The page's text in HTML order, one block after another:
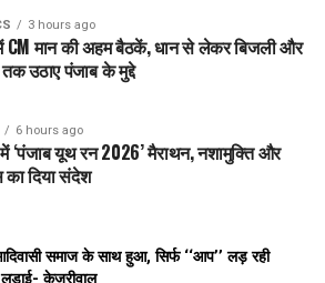
3 hours ago
CM मान की अहम बैठकें, धान से लेकर बिजली और
तक उठाए पंजाब के मुद्दे
6 hours ago
में ‘पंजाब यूथ रन 2026’ मैराथन, नशामुक्ति और
दिया संदेश
समाज के साथ हुआ, सिर्फ ‘‘आप’’ लड़ रही
लड़ाई- केजरीवाल